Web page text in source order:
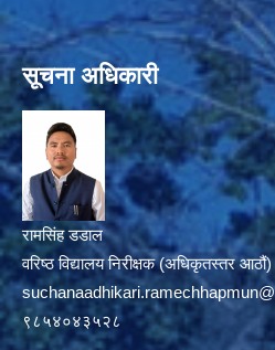
सूचना अधिकारी
रामसिंह डडाल
वरिष्ठ विद्यालय निरीक्षक (अधिकृतस्तर आठौं)
९८५४०४३५२८